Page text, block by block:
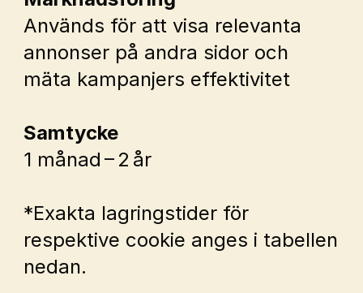
Används för att visa relevanta
annonser på andra sidor och
mäta kampanjers effektivitet
Samtycke
1 månad – 2 år
*Exakta lagringstider för
respektive cookie anges i tabellen
nedan.